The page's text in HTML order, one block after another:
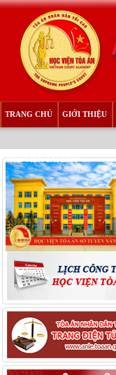
TRANG CHỦ GIỚI THIỆU
THƯ VIỆN TÀI LIỆU